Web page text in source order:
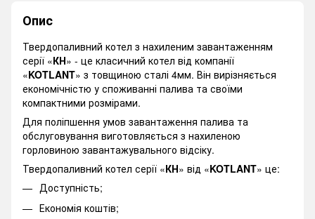
Опис
Твердопаливний котел з нахиленим завантаженням
серії «КН» - це класичний котел від компанії
«KOTLANT» з товщиною сталі 4мм. Він вирізняється
економічністю у споживанні палива та своїми
компактними розмірами.
Для поліпшення умов завантаження палива та
обслуговування виготовляється з нахиленою
горловиною завантажувального відсіку.
Твердопаливний котел серії «КН» від «KOTLANT» це:
Доступність;
Економія коштів;